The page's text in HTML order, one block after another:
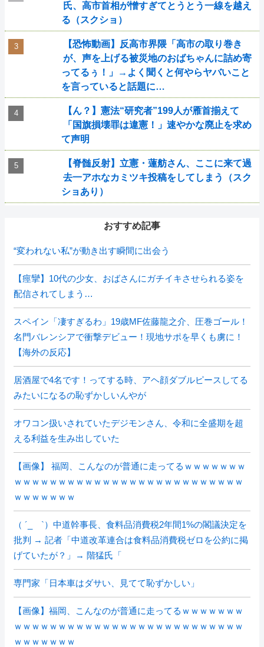
氏、高市首相が憎すぎてとうとう一線を越え
る（スクショ）
【恐怖動画】反高市界隈「高市の取り巻き
が、声を上げる被災地のおばちゃんに詰め寄
ってるぅ！」→よく聞くと何やらヤバいこと
を言っていると話題に…
【ん？】憲法“研究者”199人が雁首揃えて
「国旗損壊罪は違憲！」速やかな廃止を求め
て声明
【脊髄反射】立憲・蓮舫さん、ここに来て過
去一アホなカミツキ投稿をしてしまう（スク
ショあり）
おすすめ記事
“変われない私”が動き出す瞬間に出会う
【痙攣】10代の少女、おばさんにガチイキさせられる姿を
配信されてしまう…
スペイン「凄すぎるわ」19歳MF佐藤龍之介、圧巻ゴール！
名門バレンシアで衝撃デビュー！現地サポを早くも虜に！
【海外の反応】
居酒屋で4名です！ってする時、アヘ顔ダブルピースしてる
みたいになるの恥ずかしいんやが
オワコン扱いされていたデジモンさん、令和に全盛期を超
える利益を生み出していた
【画像】 福岡、こんなのが普通に走ってるｗｗｗｗｗｗｗ
ｗｗｗｗｗｗｗｗｗｗｗｗｗｗｗｗｗｗｗｗｗｗｗｗｗｗ
ｗｗｗｗｗｗｗ
（ ´_ゝ`）中道幹事長、食料品消費税2年間1%の閣議決定を
批判 → 記者「中道改革連合は食料品消費税ゼロを公約に掲
げていたが？」→ 階猛氏「
専門家「日本車はダサい、見てて恥ずかしい」
【画像】福岡、こんなのが普通に走ってるｗｗｗｗｗｗｗ
ｗｗｗｗｗｗｗｗｗｗｗｗｗｗｗｗｗｗｗｗｗｗｗｗｗｗ
ｗｗｗｗｗｗｗ